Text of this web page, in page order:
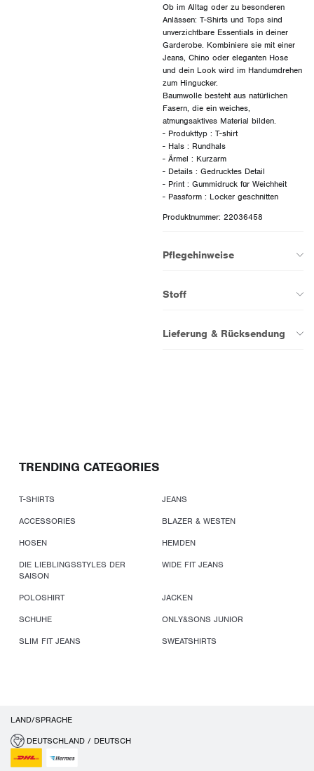
Ob im Alltag oder zu besonderen
Anlässen: T-Shirts und Tops sind
unverzichtbare Essentials in deiner
Garderobe. Kombiniere sie mit einer
Jeans, Chino oder eleganten Hose
und dein Look wird im Handumdrehen
zum Hingucker.
Baumwolle besteht aus natürlichen
Fasern, die ein weiches,
atmungsaktives Material bilden.
- Produkttyp : T-shirt
- Hals : Rundhals
- Ärmel : Kurzarm
- Details : Gedrucktes Detail
- Print : Gummidruck für Weichheit
- Passform : Locker geschnitten
Produktnummer: 22036458
Pflegehinweise
Stoff
Lieferung & Rücksendung
TRENDING CATEGORIES
T-SHIRTS
JEANS
ACCESSORIES
BLAZER & WESTEN
HOSEN
HEMDEN
DIE LIEBLINGSSTYLES DER
SAISON
WIDE FIT JEANS
POLOSHIRT
JACKEN
SCHUHE
ONLY&SONS JUNIOR
SLIM FIT JEANS
SWEATSHIRTS
LAND/SPRACHE
DEUTSCHLAND / DEUTSCH